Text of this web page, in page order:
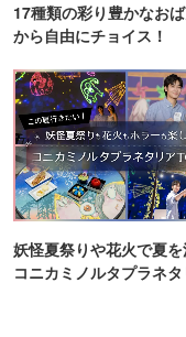
17種類の彩り豊かなお
から自由にチョイス！
妖怪夏祭りや花火で夏を
コニカミノルタプラネ